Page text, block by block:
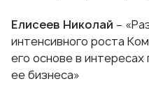
Елисеев Николай –
интенсивного роста
его основе в
ее бизнеса»